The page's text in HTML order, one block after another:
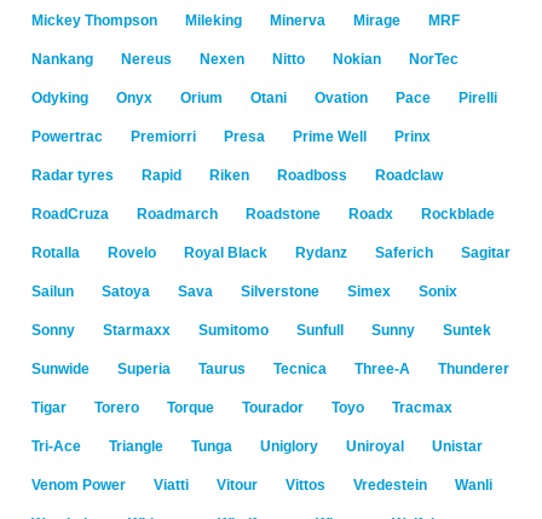
Mickey Thompson Mileking Minerva Mirage MRF
Nankang Nereus Nexen Nitto Nokian NorTec
Odyking Onyx Orium Otani Ovation Pace Pirelli
Powertrac Premiorri Presa Prime Well Prinx
Radar tyres Rapid Riken Roadboss Roadclaw
RoadCruza Roadmarch Roadstone Roadx Rockblade
Rotalla Rovelo Royal Black Rydanz Saferich Sagitar
Sailun Satoya Sava Silverstone Simex Sonix
Sonny Starmaxx Sumitomo Sunfull Sunny Suntek
Sunwide Superia Taurus Tecnica Three-A Thunderer
Tigar Torero Torque Tourador Toyo Tracmax
Tri-Ace Triangle Tunga Uniglory Uniroyal Unistar
Venom Power Viatti Vitour Vittos Vredestein Wanli